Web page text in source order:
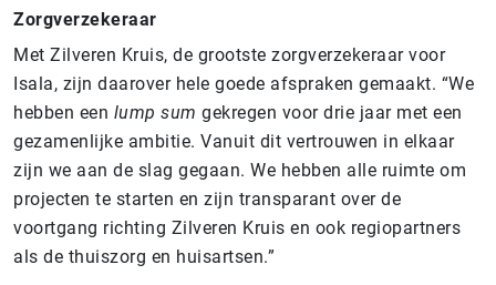
Zorgverzekeraar
Met Zilveren Kruis, de grootste zorgverzekeraar voor
Isala, zijn daarover hele goede afspraken gemaakt. “We
hebben een lump sum gekregen voor drie jaar met een
gezamenlijke ambitie. Vanuit dit vertrouwen in elkaar
zijn we aan de slag gegaan. We hebben alle ruimte om
projecten te starten en zijn transparant over de
voortgang richting Zilveren Kruis en ook regiopartners
als de thuiszorg en huisartsen.”